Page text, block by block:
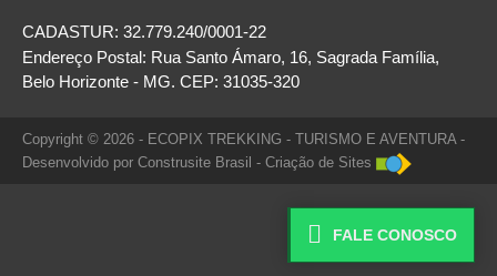
CADASTUR: 32.779.240/0001-22
Endereço Postal: Rua Santo Ámaro, 16, Sagrada Família,
Belo Horizonte - MG. CEP: 31035-320
Copyright © 2026 - ECOPIX TREKKING - TURISMO E AVENTURA -
Desenvolvido por Construsite Brasil - Criação de Sites
 FALE CONOSCO